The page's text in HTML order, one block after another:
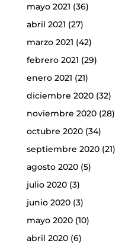
mayo 2021 (36)
abril 2021 (27)
marzo 2021 (42)
febrero 2021 (29)
enero 2021 (21)
diciembre 2020(32)
noviembre 2020(28)
octubre 2020(34)
septiembre 2020(21)
agosto 2020(5)
julio 2020(3)
junio 2020(3)
mayo 2020(10)
abril 2020(6)